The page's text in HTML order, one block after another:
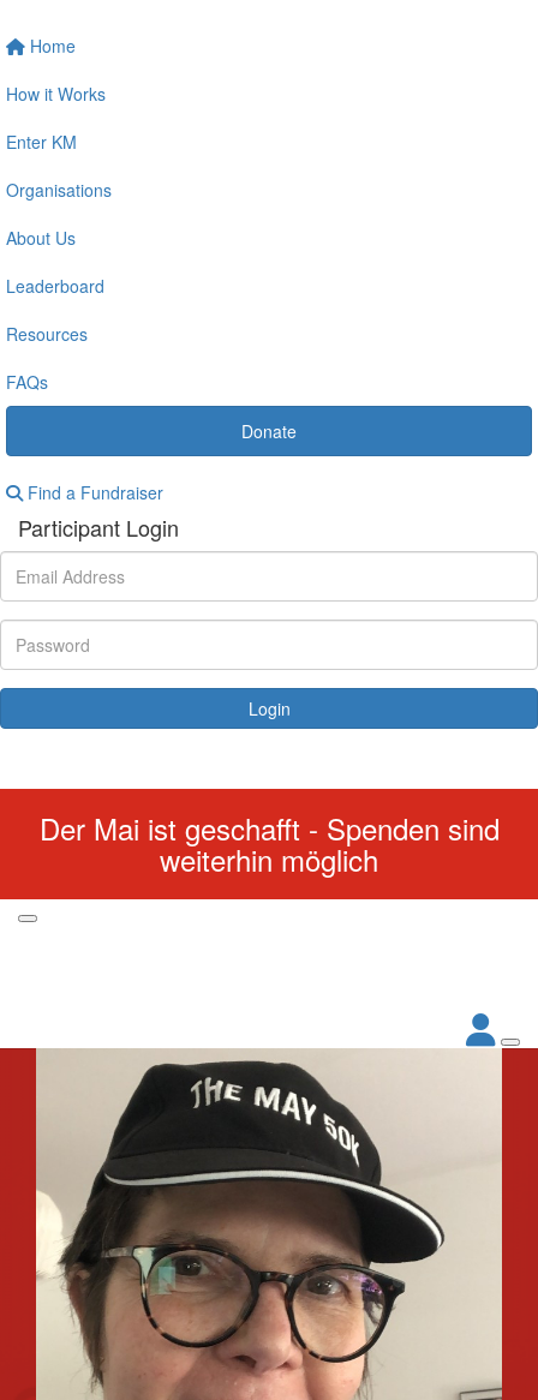
Home
How it Works
Enter KM
Organisations
About Us
Leaderboard
Resources
FAQs
Donate
Find a Fundraiser
Participant Login
Login
Der Mai ist geschafft - Spenden sind
weiterhin möglich